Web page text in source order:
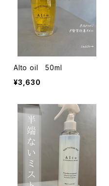
Alto oil 50ml
¥3,630